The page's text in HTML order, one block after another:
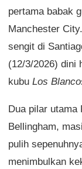
pertama babak
Manchester
sengit di
(12/3/2026) dini
kubu Los
Dua pilar utama
Bellingham,
pulih
menimbulkan